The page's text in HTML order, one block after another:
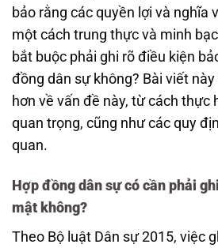
bảo rằng các quyền lợi và nghĩa
một cách trung thực và minh
bắt buộc phải ghi rõ điều kiện
đồng dân sự không? Bài viết
hơn về vấn đề này, từ cách thực
quan trọng, cũng như các quy
quan.
Hợp đồng dân sự có cần phải
mật không?
Theo Bộ luật Dân sự 2015, việc